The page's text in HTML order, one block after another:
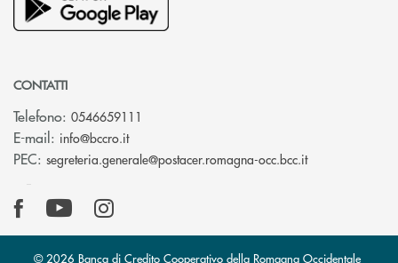
CONTATTI
Telefono: 0546659111
E-mail: info@bccro.it(si apre l’app di posta elettronica)
PEC: segreteria.generale@postacer.romagna-occ.bcc.it(si apre l’app
© 2026 Banca di Credito Cooperativo della Romagna Occidentale